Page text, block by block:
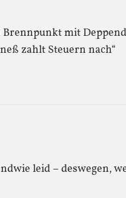
mit
zahlt Steuern nach“
leid – deswegen,